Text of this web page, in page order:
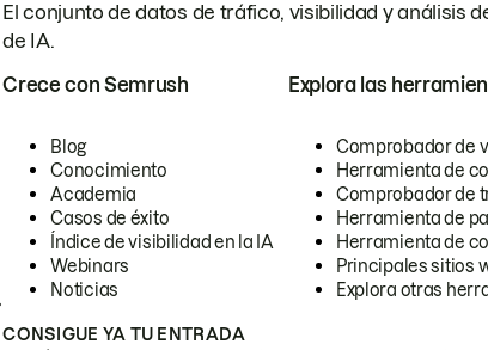
El conjunto de datos de tráfico, visibilidad y análisis
de IA.
Crece con Semrush
Blog
Conocimiento
Academia
Casos de éxito
Índice de visibilidad en la IA
Webinars
Noticias
Explora las
Comprobador de
Herramienta de
Comprobador de
Herramienta de
Herramienta de
Principales sitios
Explora otras
CONSIGUE YA TU ENTRADA